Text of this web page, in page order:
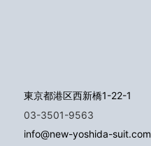
東京都港区西新橋1-22-1
03-3501-9563
info@new-yoshida-suit.com